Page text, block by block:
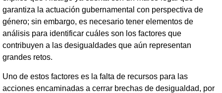
garantiza la actuación gubernamental con perspectiva de
género; sin embargo, es necesario tener elementos de
análisis para identificar cuáles son los factores que
contribuyen a las desigualdades que aún representan
grandes retos.
Uno de estos factores es la falta de recursos para las
acciones encaminadas a cerrar brechas de desigualdad, por